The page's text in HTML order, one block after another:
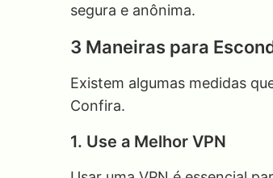
segura e anônima.
3 Maneiras para
Existem algumas medidas
Confira.
1. Use a Melhor VPN